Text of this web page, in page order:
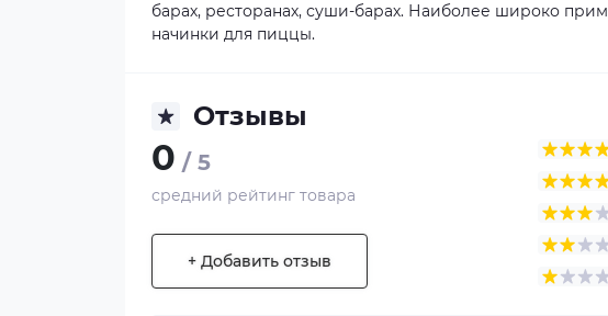
барах, ресторанах, суши-барах. Наиболее широко
начинки для пиццы.
Отзывы
0 / 5
средний рейтинг товара
+ Добавить отзыв